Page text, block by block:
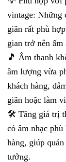
vintage: Những
giãn rất phù
gian trở nên ấm
🎵 Âm thanh
âm lượng vừa
khách hàng,
giãn hoặc làm
🛠️ Tăng giá trị
có âm nhạc
hàng, giúp
tưởng.